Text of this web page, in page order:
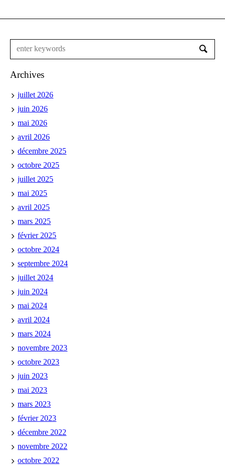
Archives
juillet 2026
juin 2026
mai 2026
avril 2026
décembre 2025
octobre 2025
juillet 2025
mai 2025
avril 2025
mars 2025
février 2025
octobre 2024
septembre 2024
juillet 2024
juin 2024
mai 2024
avril 2024
mars 2024
novembre 2023
octobre 2023
juin 2023
mai 2023
mars 2023
février 2023
décembre 2022
novembre 2022
octobre 2022